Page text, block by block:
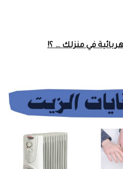
في منزلك … ؟!